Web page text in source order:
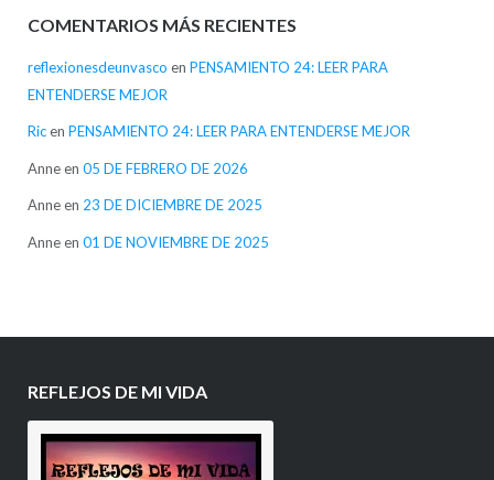
COMENTARIOS MÁS RECIENTES
reflexionesdeunvasco en PENSAMIENTO 24: LEER PARA
ENTENDERSE MEJOR
Ricen PENSAMIENTO 24: LEER PARA ENTENDERSE MEJOR
Anneen 05 DE FEBRERO DE 2026
Anneen 23 DE DICIEMBRE DE 2025
Anneen 01 DE NOVIEMBRE DE 2025
REFLEJOS DE MI VIDA